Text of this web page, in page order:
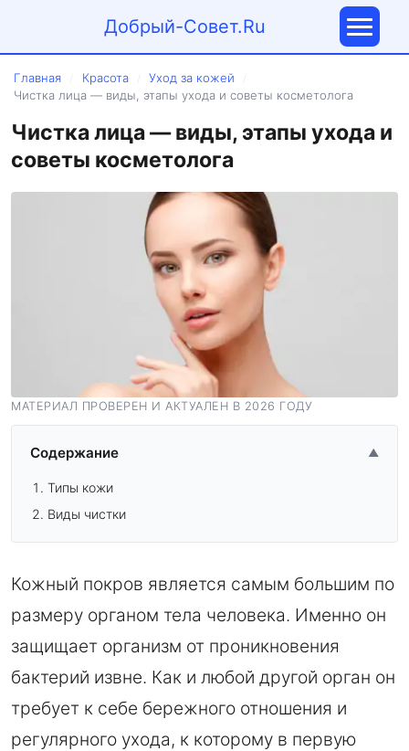
Добрый-Совет.Ru
Главная Красота Уход за кожей
Чистка лица — виды, этапы ухода и советы косметолога
Чистка лица — виды, этапы ухода и
советы косметолога
МАТЕРИАЛ ПРОВЕРЕН И АКТУАЛЕН В 2026 ГОДУ
Содержание ▲
Типы кожи
Виды чистки
Кожный покров является самым большим по
размеру органом тела человека. Именно он
защищает организм от проникновения
бактерий извне. Как и любой другой орган он
требует к себе бережного отношения и
регулярного ухода, к которому в первую